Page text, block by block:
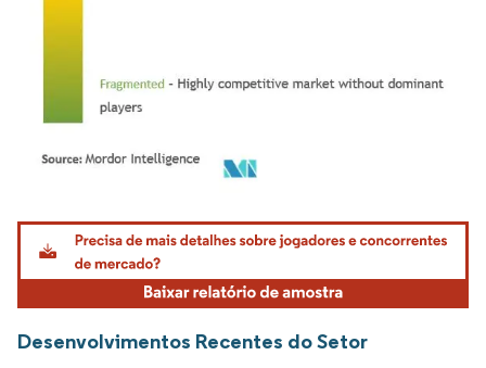
Imagem © Mordor Intelligence. O reuso requer atribuição conforme CC BY 4.0.
Desenvolvimentos Recentes do Setor